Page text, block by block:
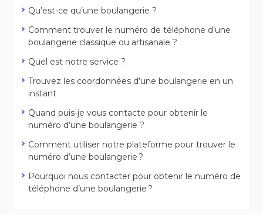
Qu’est-ce qu’une boulangerie ?
Comment trouver le numéro de téléphone d’une
boulangerie classique ou artisanale ?
Quel est notre service ?
Trouvez les coordonnées d’une boulangerie en un
instant
Quand puis-je vous contacte pour obtenir le
numéro d’une boulangerie ?
Comment utiliser notre plateforme pour trouver le
numéro d’une boulangerie ?
Pourquoi nous contacter pour obtenir le numéro de
téléphone d’une boulangerie ?